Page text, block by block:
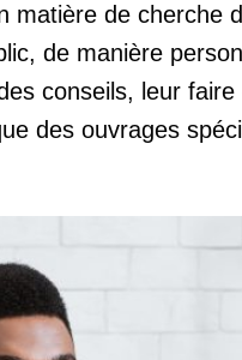
matière de cherche
de manière
conseils, leur
des ouvrages